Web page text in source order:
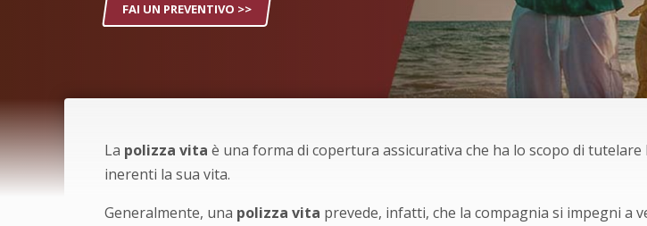
FAI UN PREVENTIVO >>
La polizza vita è una forma di copertura assicurativa che ha lo scopo di
inerenti la sua vita.
Generalmente, una polizza vita prevede, infatti, che la compagnia si impegni a